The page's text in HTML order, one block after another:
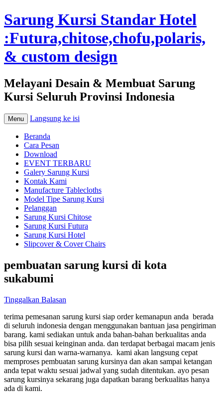
Sarung Kursi Standar Hotel
:Futura,chitose,chofu,polaris,
& custom design
Melayani Desain & Membuat Sarung
Kursi Seluruh Provinsi Indonesia
Menu Langsung ke isi
Beranda
Cara Pesan
Download
EVENT TERBARU
Galery Sarung Kursi
Kontak Kami
Manufacture Tablecloths
Model Tipe Sarung Kursi
Pelanggan
Sarung Kursi Chitose
Sarung Kursi Futura
Sarung Kursi Hotel
Slipcover & Cover Chairs
pembuatan sarung kursi di kota
sukabumi
Tinggalkan Balasan
terima pemesanan sarung kursi siap order kemanapun anda berada
di seluruh indonesia dengan menggunakan bantuan jasa pengiriman
barang. kami sediakan untuk anda bahan-bahan berkualitas anda
bisa pilih sesuai keinginan anda. dan terdapat berbagai macam jenis
sarung kursi dan warna-warnanya. kami akan langsung cepat
memproses pembuatan sarung kursinya dan akan sampai ketangan
anda tepat waktu sesuai jadwal yang sudah ditentukan. ayo pesan
sarung kursinya sekarang juga dapatkan barang berkualitas hanya
ada di kami.